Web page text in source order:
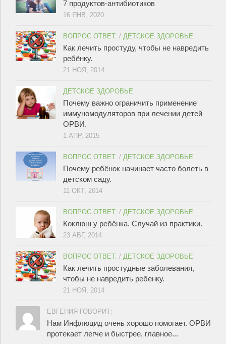
7 продуктов-антибиотиков
16 ЯНВ, 2020
ВОПРОС ОТВЕТ. / ДЕТСКОЕ ЗДОРОВЬЕ
Как лечить простуду, чтобы не навредить
ребёнку.
21 НОЯ, 2014
ДЕТСКОЕ ЗДОРОВЬЕ
Почему важно ограничить применение
иммуномодуляторов при лечении детей
ОРВИ.
1 АПР, 2015
ВОПРОС ОТВЕТ. / ДЕТСКОЕ ЗДОРОВЬЕ
Почему ребёнок начинает часто болеть в
детском саду.
11 ОКТ, 2014
ВОПРОС ОТВЕТ. / ДЕТСКОЕ ЗДОРОВЬЕ
Коклюш у ребёнка. Случай из практики.
23 АВГ, 2014
ВОПРОС ОТВЕТ. / ДЕТСКОЕ ЗДОРОВЬЕ
Как лечить простудные заболевания,
чтобы не навредить ребенку.
21 НОЯ, 2014
ЕВГЕНИЯ ГОВОРИТ:
Нам Инфлюцид очень хорошо помогает. ОРВИ
протекает легче и быстрее, главное...